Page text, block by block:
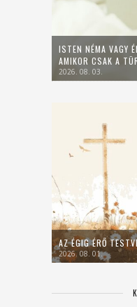
ISTEN NÉMA VAGY
AMIKOR CSAK A
2026. 08. 03.
AZ ÉGIG ÉRŐ
2026. 08. 01.